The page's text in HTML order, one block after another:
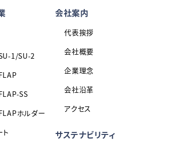
1/SU-2
SS
ホルダー
会社案内
代表挨拶
会社概要
企業理念
会社沿革
アクセス
サステナビリティ